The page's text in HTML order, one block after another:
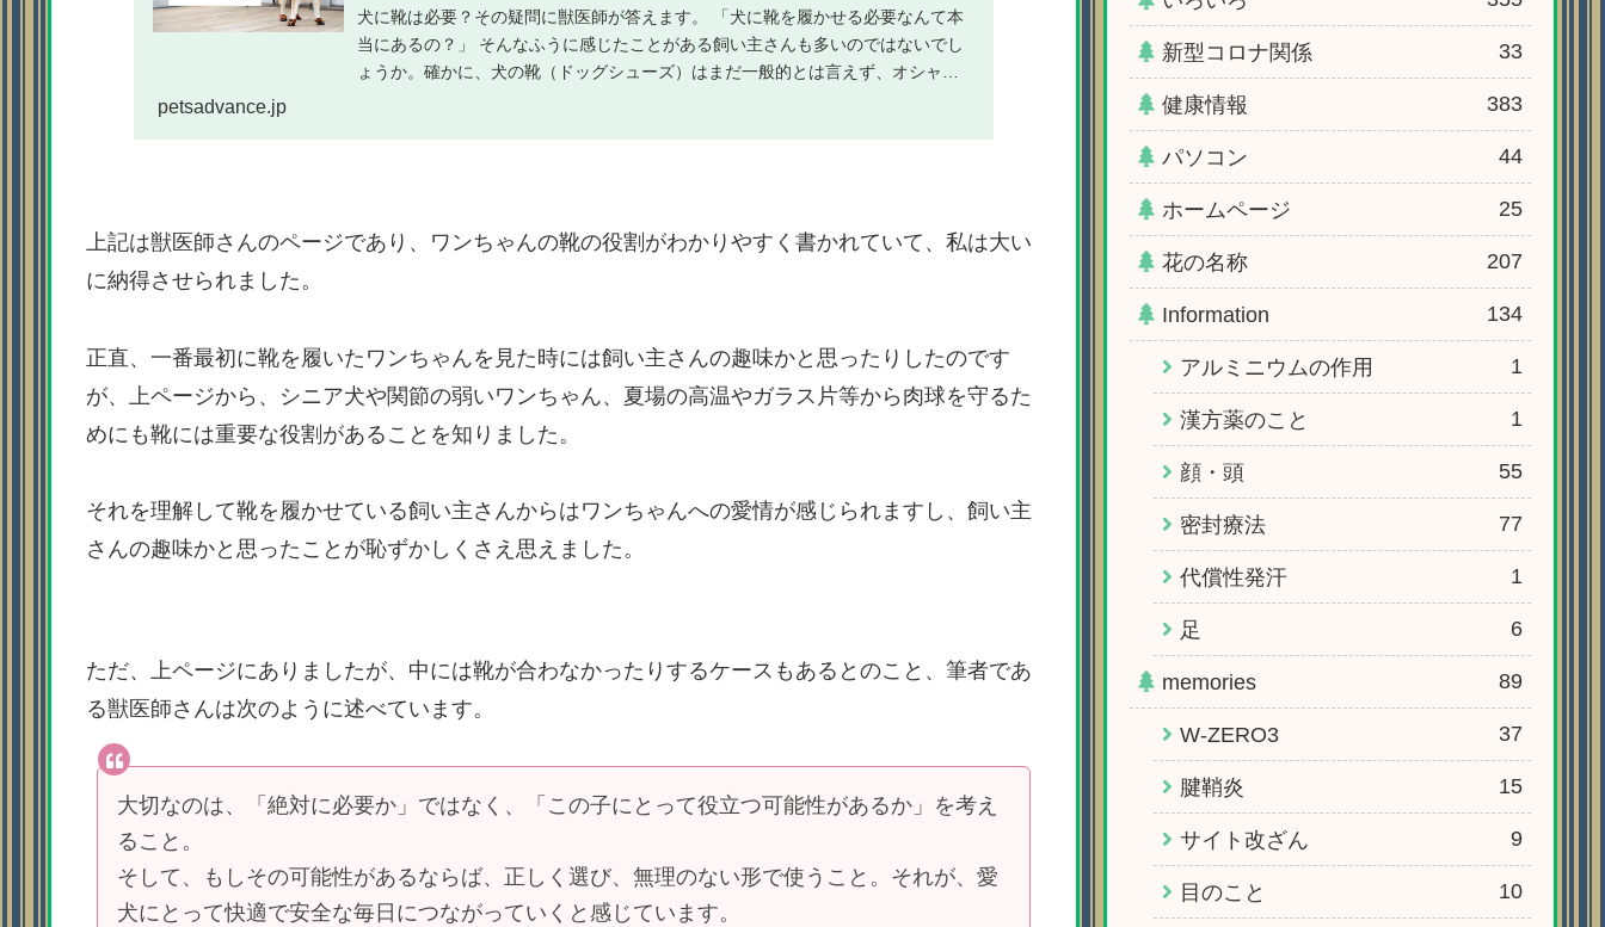
犬に靴は必要？その疑問に獣医師が答えます。 「犬に靴を履かせる必要なんて本
当にあるの？」 そんなふうに感じたことがある飼い主さんも多いのではないでし
ょうか。確かに、犬の靴（ドッグシューズ）はまだ一般的とは言えず、オシャレ
petsadvance.jp
上記は獣医師さんのページであり、ワンちゃんの靴の役割がわかりやすく書かれていて、私は大い
に納得させられました。
正直、一番最初に靴を履いたワンちゃんを見た時には飼い主さんの趣味かと思ったりしたのです
が、上ページから、シニア犬や関節の弱いワンちゃん、夏場の高温やガラス片等から肉球を守るた
めにも靴には重要な役割があることを知りました。
それを理解して靴を履かせている飼い主さんからはワンちゃんへの愛情が感じられますし、飼い主
さんの趣味かと思ったことが恥ずかしくさえ思えました。
ただ、上ページにありましたが、中には靴が合わなかったりするケースもあるとのこと、筆者であ
る獣医師さんは次のように述べています。
大切なのは、「絶対に必要か」ではなく、「この子にとって役立つ可能性があるか」を考え
ること。
そして、もしその可能性があるならば、正しく選び、無理のない形で使うこと。それが、愛
犬にとって快適で安全な毎日につながっていくと感じています。
新型コロナ関係 33
健康情報 383
パソコン 44
ホームページ 25
花の名称 207
Information 134
アルミニウムの作用 1
漢方薬のこと 1
顔・頭 55
密封療法 77
代償性発汗 1
足 6
memories 89
W-ZERO3 37
腱鞘炎 15
サイト改ざん 9
目のこと 10